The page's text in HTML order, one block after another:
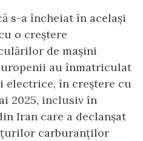
s-a încheiat în același
o creștere
de mașini
au înmatriculat
electrice, în creștere cu
2025, inclusiv în
Iran care a declanșat
carburanților